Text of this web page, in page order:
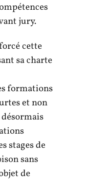
jury.
cette
sa charte
formations
et non
stages de
sans
de